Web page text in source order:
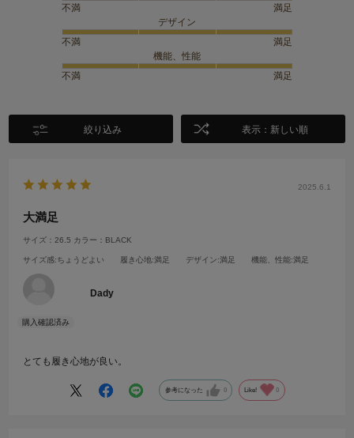
不満
満足
デザイン
不満
満足
機能、性能
不満
満足
絞り込み 表示：新しい順
2025.6.1
大満足
サイズ：26.5 カラー：BLACK
サイズ感:ちょうどよい 履き心地:満足 デザイン:満足 機能、性能:満足
Dady
とても履き心地が良い。
参考になった 0 Like! 0